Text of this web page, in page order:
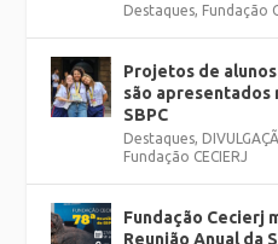
Destaques, Fundação
Projetos de alunos
são apresentados
SBPC
Destaques,
Fundação CECIERJ
Fundação Cecierj
Reunião Anual da